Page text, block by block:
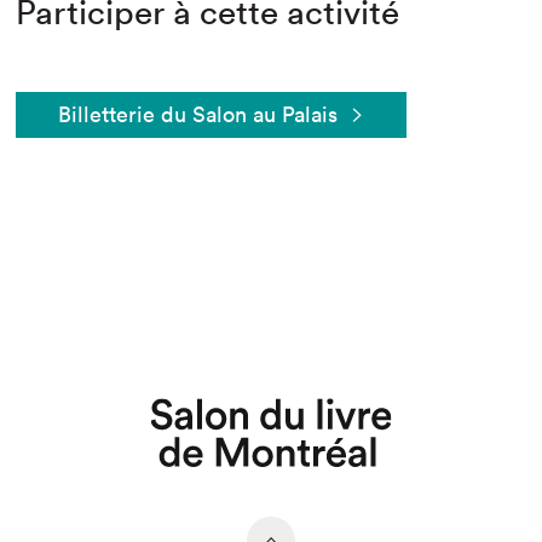
Participer à cette activité
Billetterie du Salon au Palais